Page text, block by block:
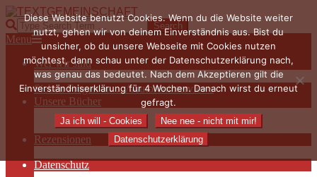
Skip
to
content
TEXTGEMEINSCHAFT
Search
Primary
Navigation
Menu
Menu
Wer wir sind
Die Hauptakteurinnen
Sieben Fragen an… / Autoreninterviews
Unsere Bücher
Autorenservices
Autorenprofile
Rezensionen
Datenschutz
Diese Website benutzt Cookies. Wenn du die Website weiter
nutzt, gehen wir von deinem Einverständnis aus. Bist du
unsicher, ob du unsere Webseite mit Cookies nutzen
möchtest, dann schau unter der Datenschutzerklärung nach,
was genau das bedeutet. Nach dem Akzeptieren gilt die
Einverständniserklärung für 4 Wochen. Danach wirst du erneut
gefragt.
Ja ich will - Cookies
Nee nee - nicht mit mir!
Datenschutzerklärung